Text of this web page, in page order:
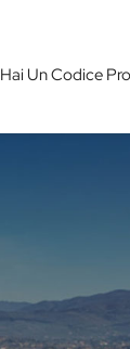
Hai Un Codice